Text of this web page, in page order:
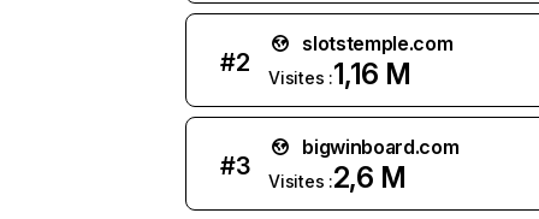
#2
slotstemple.com
Visites :1,16 M
#3
bigwinboard.com
Visites :2,6 M